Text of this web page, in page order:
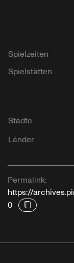
Spielzeiten
Spielstätten
Städte
Länder
Permalink:
https://
0